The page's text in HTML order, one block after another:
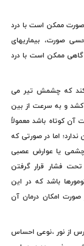
ممکن است با درد
صورت، بیماریهای
گاهی ممکن است با درد
که چشمش تیر می
کشد و به سرعت از بین
آن کوتاه باشد معمولاً
اما در صورتی که
چشمی یا عوارض عصبی
فشار قرار گرفتن
باشد که در این
امکان درمان آن
از نور ،نوعی احساس